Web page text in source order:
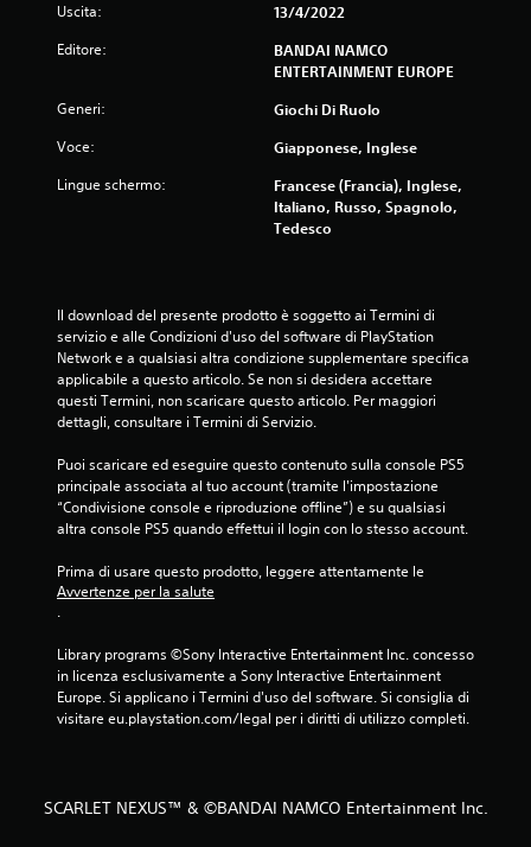
a
9
a
l
t
a
o
n
i
Uscita: 13/4/2022
Editore:
BANDAI NAMCO
ENTERTAINMENT EUROPE
Generi: Giochi Di Ruolo
Voce: Giapponese, Inglese
Lingue schermo:
Francese (Francia), Inglese,
Italiano, Russo, Spagnolo,
Tedesco
Il download del presente prodotto è soggetto ai Termini di
servizio e alle Condizioni d'uso del software di PlayStation
Network e a qualsiasi altra condizione supplementare specifica
applicabile a questo articolo. Se non si desidera accettare
questi Termini, non scaricare questo articolo. Per maggiori
dettagli, consultare i Termini di Servizio.
Puoi scaricare ed eseguire questo contenuto sulla console PS5
principale associata al tuo account (tramite l'impostazione
“Condivisione console e riproduzione offline”) e su qualsiasi
altra console PS5 quando effettui il login con lo stesso account.
Prima di usare questo prodotto, leggere attentamente le
Avvertenze per la salute
.
Library programs ©Sony Interactive Entertainment Inc. concesso
in licenza esclusivamente a Sony Interactive Entertainment
Europe. Si applicano i Termini d'uso del software. Si consiglia di
visitare eu.playstation.com/legal per i diritti di utilizzo completi.
SCARLET NEXUS™ & ©BANDAI NAMCO Entertainment Inc.